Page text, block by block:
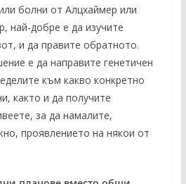
болни от Алцхаймер или
най-добре е да изучите
и да правите обратното.
е да направите генетичен
към какво конкретно
както и да получите
за да намалите,
проявлението на някои от